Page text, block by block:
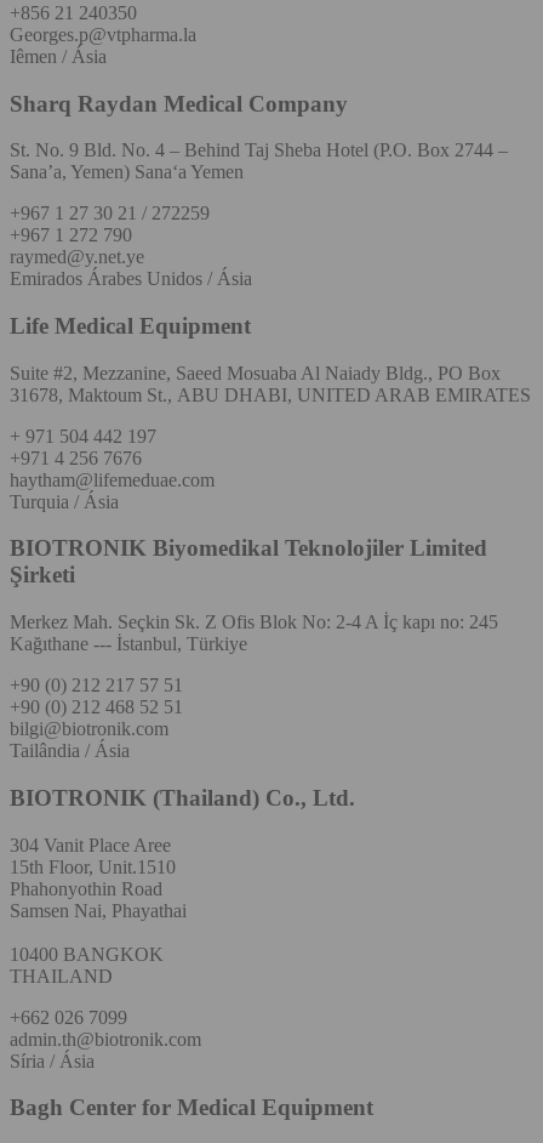
+856 21 240350
Georges.p@vtpharma.la
Iêmen / Ásia
Sharq Raydan Medical Company
St. No. 9 Bld. No. 4 – Behind Taj Sheba Hotel (P.O. Box 2744 –
Sana’a, Yemen) Sana‘a Yemen
+967 1 27 30 21 / 272259
+967 1 272 790
raymed@y.net.ye
Emirados Árabes Unidos / Ásia
Life Medical Equipment
Suite #2, Mezzanine, Saeed Mosuaba Al Naiady Bldg., PO Box
31678, Maktoum St., ABU DHABI, UNITED ARAB EMIRATES
+ 971 504 442 197
+971 4 256 7676
haytham@lifemeduae.com
Turquia / Ásia
BIOTRONIK Biyomedikal Teknolojiler Limited
Şirketi
Merkez Mah. Seçkin Sk. Z Ofis Blok No: 2-4 A İç kapı no: 245
Kağıthane --- İstanbul, Türkiye
+90 (0) 212 217 57 51
+90 (0) 212 468 52 51
bilgi@biotronik.com
Tailândia / Ásia
BIOTRONIK (Thailand) Co., Ltd.
304 Vanit Place Aree
15th Floor, Unit.1510
Phahonyothin Road
Samsen Nai, Phayathai
10400 BANGKOK
THAILAND
+662 026 7099
admin.th@biotronik.com
Síria / Ásia
Bagh Center for Medical Equipment